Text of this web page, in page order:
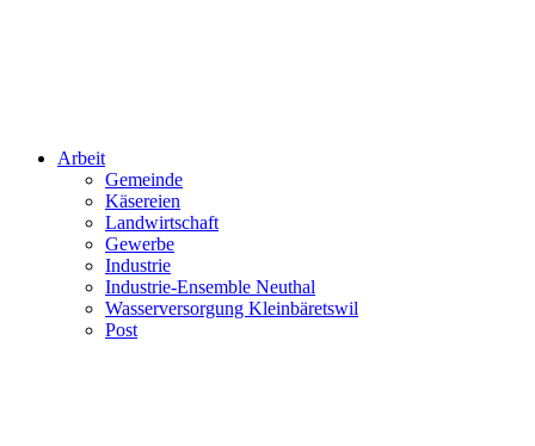
Arbeit
Gemeinde
Käsereien
Landwirtschaft
Gewerbe
Industrie
Industrie-Ensemble Neuthal
Wasserversorgung Kleinbäretswil
Post